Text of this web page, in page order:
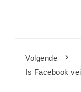
Volgende
Is Facebook